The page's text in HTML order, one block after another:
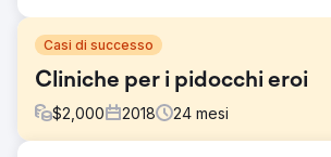
Casi di successo
Cliniche per i pidocchi eroi
$2,000 2018 24 mesi